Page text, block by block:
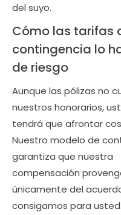
del suyo.
Cómo las tarifas
contingencia lo
de riesgo
Aunque las pólizas no
nuestros honorarios,
tendrá que afrontar
Nuestro modelo de
garantiza que nuestra
compensación
únicamente del
consigamos para